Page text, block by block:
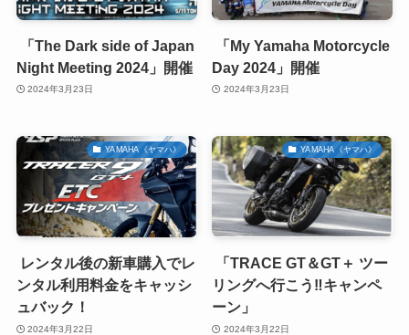
「The Dark side of Japan
Night Meeting 2024」開催
2024年3月23日
「My Yamaha Motorcycle
Day 2024」開催
2024年3月23日
YAMAHA《ヤマハ》
レンタル後の新車購入でレ
ンタル利用料金をキャッシ
ュバック！
2024年3月22日
YAMAHA《ヤマハ》
「TRACE GT＆GT＋ ツー
リングへ行こう‼キャンペ
ーン」
2024年3月22日